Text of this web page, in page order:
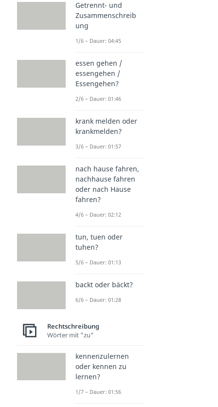
Getrennt- und
Zusammenschreib
ung
1/6 – Dauer: 04:45
essen gehen /
essengehen /
Essengehen?
2/6 – Dauer: 01:46
krank melden oder
krankmelden?
3/6 – Dauer: 01:57
nach hause fahren,
nachhause fahren
oder nach Hause
fahren?
4/6 – Dauer: 02:12
tun, tuen oder
tuhen?
5/6 – Dauer: 01:13
backt oder bäckt?
6/6 – Dauer: 01:28
Rechtschreibung
Wörter mit "zu"
kennenzulernen
oder kennen zu
lernen?
1/7 – Dauer: 01:56